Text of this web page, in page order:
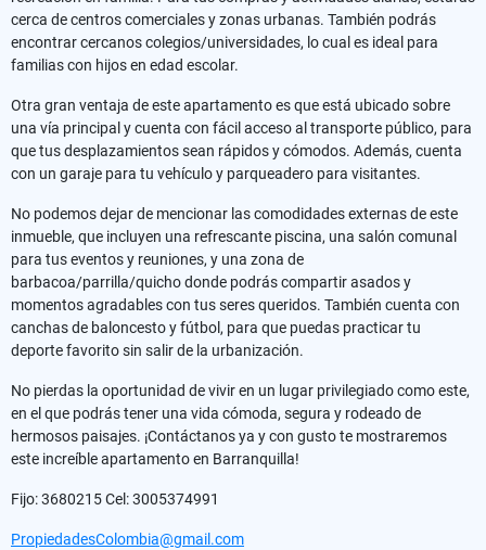
cerca de centros comerciales y zonas urbanas. También podrás
encontrar cercanos colegios/universidades, lo cual es ideal para
familias con hijos en edad escolar.
Otra gran ventaja de este apartamento es que está ubicado sobre
una vía principal y cuenta con fácil acceso al transporte público, para
que tus desplazamientos sean rápidos y cómodos. Además, cuenta
con un garaje para tu vehículo y parqueadero para visitantes.
No podemos dejar de mencionar las comodidades externas de este
inmueble, que incluyen una refrescante piscina, una salón comunal
para tus eventos y reuniones, y una zona de
barbacoa/parrilla/quicho donde podrás compartir asados y
momentos agradables con tus seres queridos. También cuenta con
canchas de baloncesto y fútbol, para que puedas practicar tu
deporte favorito sin salir de la urbanización.
No pierdas la oportunidad de vivir en un lugar privilegiado como este,
en el que podrás tener una vida cómoda, segura y rodeado de
hermosos paisajes. ¡Contáctanos ya y con gusto te mostraremos
este increíble apartamento en Barranquilla!
Fijo: 3680215 Cel: 3005374991
PropiedadesColombia@gmail.com